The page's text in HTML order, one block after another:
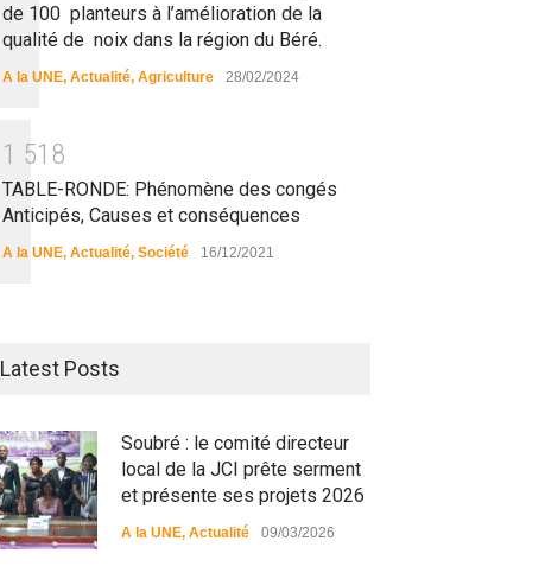
de 100 planteurs à l’amélioration de la
qualité de noix dans la région du Béré.
A la UNE, Actualité, Agriculture 28/02/2024
1 51 8
TABLE-RONDE: Phénomène des congés
Anticipés, Causes et conséquences
A la UNE, Actualité, Société 16/12/2021
Latest Posts
Soubré : le comité directeur
local de la JCI prête serment
et présente ses projets 2026
A la UNE, Actualité 09/03/2026